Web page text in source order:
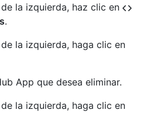
la izquierda, haz clic en
.
la izquierda, haga clic en
App que desea eliminar.
la izquierda, haga clic en